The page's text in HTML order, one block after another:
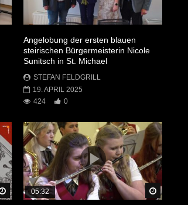
Angelobung der ersten blauen
steirischen Bürgermeisterin Nicole
Sunitsch in St. Michael
STEFAN FELDGRILL
19. APRIL 2025
424
0
Später Ansehen Später
05:32